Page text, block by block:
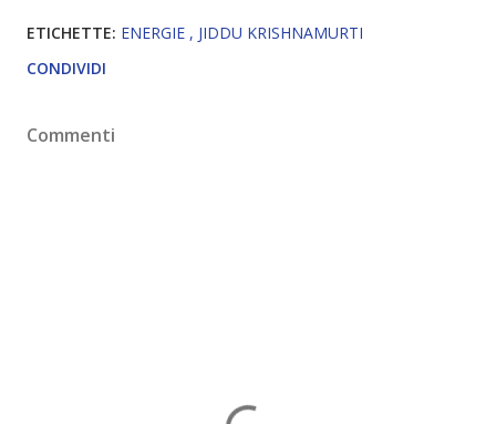
ETICHETTE: ENERGIE
JIDDU KRISHNAMURTI
CONDIVIDI
Commenti